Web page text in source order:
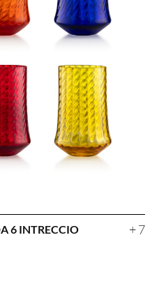
6 INTRECCIO + 7